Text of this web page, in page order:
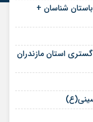
شناسان +
استان مازندران